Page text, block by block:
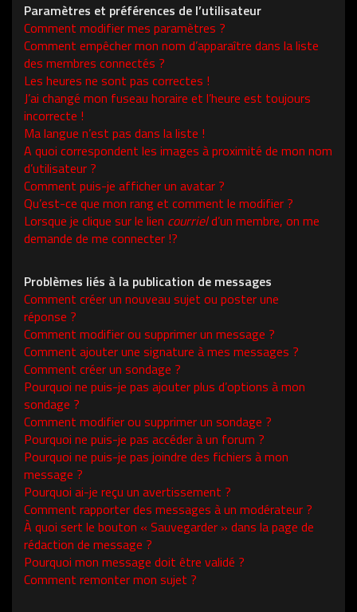
Paramètres et préférences de l’utilisateur
Comment modifier mes paramètres ?
Comment empêcher mon nom d’apparaître dans la liste
des membres connectés ?
Les heures ne sont pas correctes !
J’ai changé mon fuseau horaire et l’heure est toujours
incorrecte !
Ma langue n’est pas dans la liste !
A quoi correspondent les images à proximité de mon nom
d’utilisateur ?
Comment puis-je afficher un avatar ?
Qu’est-ce que mon rang et comment le modifier ?
Lorsque je clique sur le lien courrield’un membre, on me
demande de me connecter !?
Problèmes liés à la publication de messages
Comment créer un nouveau sujet ou poster une
réponse ?
Comment modifier ou supprimer un message ?
Comment ajouter une signature à mes messages ?
Comment créer un sondage ?
Pourquoi ne puis-je pas ajouter plus d’options à mon
sondage ?
Comment modifier ou supprimer un sondage ?
Pourquoi ne puis-je pas accéder à un forum ?
Pourquoi ne puis-je pas joindre des fichiers à mon
message ?
Pourquoi ai-je reçu un avertissement ?
Comment rapporter des messages à un modérateur ?
À quoi sert le bouton « Sauvegarder » dans la page de
rédaction de message ?
Pourquoi mon message doit être validé ?
Comment remonter mon sujet ?